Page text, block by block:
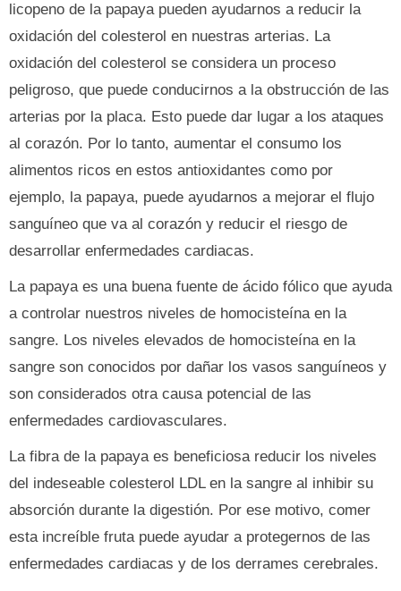
licopeno de la papaya pueden ayudarnos a reducir la
oxidación del colesterol en nuestras arterias. La
oxidación del colesterol se considera un proceso
peligroso, que puede conducirnos a la obstrucción de las
arterias por la placa. Esto puede dar lugar a los ataques
al corazón. Por lo tanto, aumentar el consumo los
alimentos ricos en estos antioxidantes como por
ejemplo, la papaya, puede ayudarnos a mejorar el flujo
sanguíneo que va al corazón y reducir el riesgo de
desarrollar enfermedades cardiacas.
La papaya es una buena fuente de ácido fólico que ayuda
a controlar nuestros niveles de homocisteína en la
sangre. Los niveles elevados de homocisteína en la
sangre son conocidos por dañar los vasos sanguíneos y
son considerados otra causa potencial de las
enfermedades cardiovasculares.
La fibra de la papaya es beneficiosa reducir los niveles
del indeseable colesterol LDL en la sangre al inhibir su
absorción durante la digestión. Por ese motivo, comer
esta increíble fruta puede ayudar a protegernos de las
enfermedades cardiacas y de los derrames cerebrales.